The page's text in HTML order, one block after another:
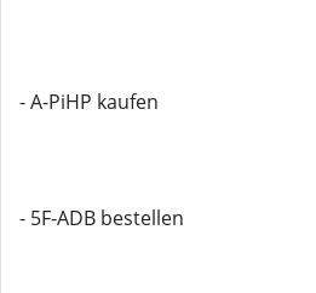
- A-PiHP kaufen
- 5F-ADB bestellen